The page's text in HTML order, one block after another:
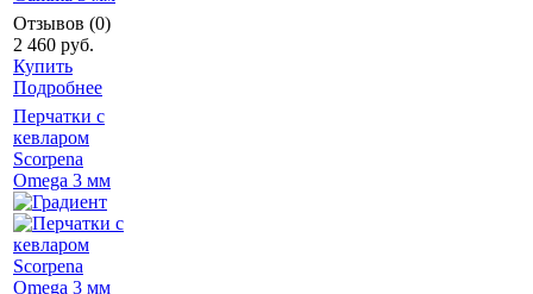
Отзывов (0)
2 460 руб.
Купить
Подробнее
Перчатки с
кевларом
Scorpena
Omega 3 мм